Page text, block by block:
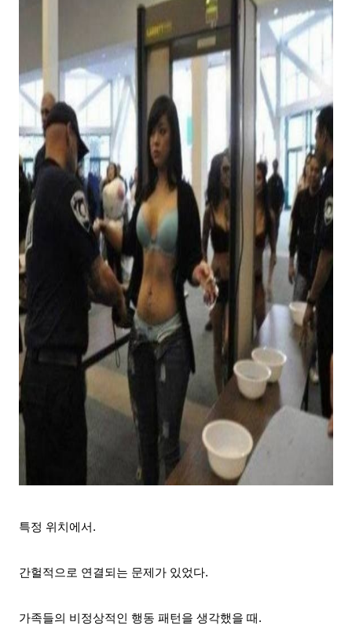
특정 위치에서.
간헐적으로 연결되는 문제가 있었다.
가족들의 비정상적인 행동 패턴을 생각했을 때.